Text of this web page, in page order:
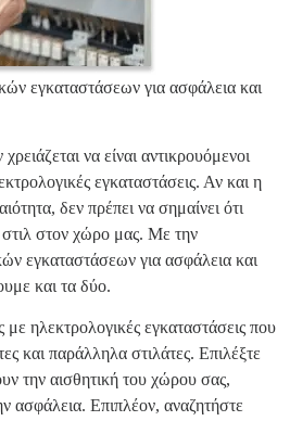
εγκαταστάσεων για ασφάλεια και
να είναι αντικρουόμενοι
εγκαταστάσεις. Αν και η
δεν πρέπει να σημαίνει ότι
στον χώρο μας. Με την
εγκαταστάσεων για ασφάλεια και
και τα δύο.
ηλεκτρολογικές εγκαταστάσεις που
και παράλληλα στιλάτες. Επιλέξτε
την αισθητική του χώρου σας,
ασφάλεια. Επιπλέον, αναζητήστε